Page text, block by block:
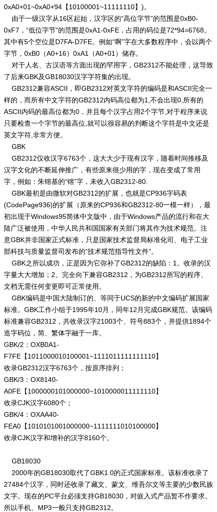
0xA0+01~0xA0+94【10100001~11111110】)。
由于一级汉字从16区起始，汉字区的“高位字节”的范围是0xB0-
0xF7，“低位字节”的范围是0xA1-0xFE，占用的码位是72*94=6768。
其中有5个空位是D7FA-D7FE。例如“啊”字在大多数程序中，会以两个
字节，0xB0（A0+16）0xA1（A0+01）储存。
对于人名、古汉语等方面出现的罕用字，GB2312不能处理，这导致
了后来GBK及GB18030汉字字符集的出现。
GB2312兼容ASCII，即GB2312对英文字符的编码是和ASCII完全一
样的，而所有中文字符的GB2312内码高位都为1,不会出现0,所有的
ASCII内码的最高位都为0，并且每个汉字占用2个字节,对于程序来说
只要检查一个字节的最高位,就可以很容易的判断这个字符是中文还是
英文字符,非常方便。
GBK
GB2312仅收汉字6763个，这大大少于现有汉字，随着时间推移及
汉字文化的不断延伸推广，有些原来很少用的字，现在变成了常用
字，例如：朱镕基的“镕”字，未收入GB2312-80.
GBK最初是由微软对GB2312的扩展，也就是CP936字码表
(CodePage936)的扩展（原来的CP936和GB2312-80一模一样），最
初出现于Windows95简体中文版中，由于Windows产品的流行和在大
陆广泛被使用，中华人民共和国国家有关部门将其作为技术规范。注
意GBK并非国家正式标准，只是国家技术监督局标准化司、电子工业
部科技与质量监督司发布的“技术规范指导性文件”。
GBK之所以成功，正是因为它弥补了GB2312的缺陷：1。收录的汉
字量大大增加；2。完全向下兼容GB2312，为GB2312所写的程序、
文档无需任何变更即可正常使用。
GBK编码是中国大陆制订的、等同于UCS的新的中文编码扩展国家
标准。GBK工作小组于1995年10月，同年12月完成GBK规范。该编码
标准兼容GB2312，共收录汉字21003个、符号883个，并提供1894个
造字码位，简、繁体字融于一库。
GBK/2：OXB0A1-
F7FE【1011000010100001~1111011111111110】
收录GB2312汉字6763个，按原序排列；
GBK/3：OX8140-
A0FE【1000000101000000~1010000011111110】
收录CJK汉字6080个；
GBK/4：OXAA40-
FEA0【1010101001000000~1111111010100000】
收录CJK汉字和增补的汉字8160个。
GB18030
2000年的GB18030取代了GBK1.0的正式国家标准。该标准收录了
27484个汉字，同时还收录了藏文、蒙文、维吾尔文等主要的少数民族
文字。现在的PC平台必须支持GB18030，对嵌入式产品暂不作要求。
所以手机、MP3一般只支持GB2312。